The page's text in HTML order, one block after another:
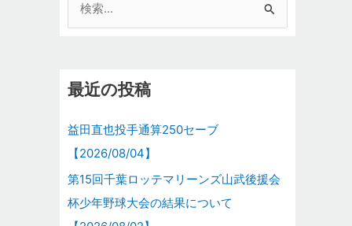
象
最近の投稿
益田直也投手通算250セーブ
【2026/08/04】
第15回千葉ロッテマリーンズ山武後援会
杯少年野球大会の結果について